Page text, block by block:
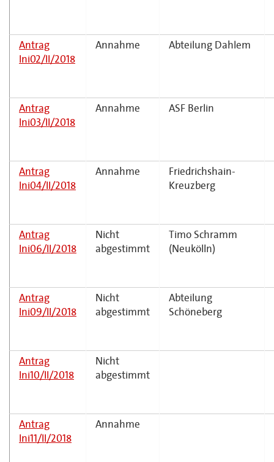
Antrag
Ini02/II/2018
Annahme Abteilung Dahlem
Antrag
Ini03/II/2018
Annahme ASF Berlin
Antrag
Ini04/II/2018
Annahme
Friedrichshain-
Kreuzberg
Antrag
Ini06/II/2018
Nicht
abgestimmt
Timo Schramm
(Neukölln)
Antrag
Ini09/II/2018
Nicht
abgestimmt
Abteilung
Schöneberg
Antrag
Ini10/II/2018
Nicht
abgestimmt
Antrag
Ini11/II/2018
Annahme